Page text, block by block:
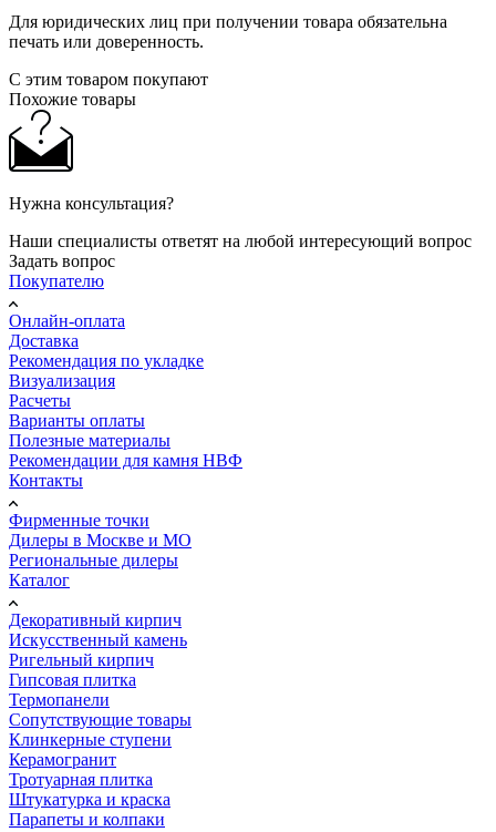
Для юридических лиц при получении товара обязательна
печать или доверенность.
С этим товаром покупают
Похожие товары
Нужна консультация?
Наши специалисты ответят на любой интересующий вопрос
Задать вопрос
Покупателю
Онлайн-оплата
Доставка
Рекомендация по укладке
Визуализация
Расчеты
Варианты оплаты
Полезные материалы
Рекомендации для камня НВФ
Контакты
Фирменные точки
Дилеры в Москве и МО
Региональные дилеры
Каталог
Декоративный кирпич
Искусственный камень
Ригельный кирпич
Гипсовая плитка
Термопанели
Сопутствующие товары
Клинкерные ступени
Керамогранит
Тротуарная плитка
Штукатурка и краска
Парапеты и колпаки